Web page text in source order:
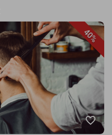
40%
favorite_border